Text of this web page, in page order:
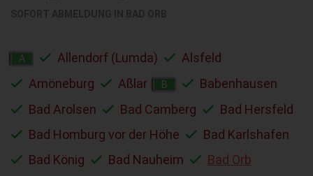
A Allendorf (Lumda)
Alsfeld
Amöneburg
Aßlar B
Babenhausen
Bad Arolsen
Bad Camberg
Bad Hersfeld
Bad Homburg vor der Höhe
Bad Karlshafen
Bad König
Bad Nauheim
Bad Orb